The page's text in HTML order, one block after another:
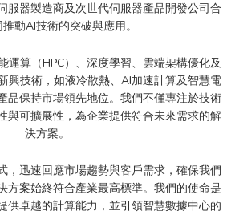
服器製造商及次世代伺服器產品開發公司合
動AI技術的突破與應用。
運算（HPC）、深度學習、雲端架構優化及
興技術，如液冷散熱、AI加速計算及智慧電
品保持市場領先地位。我們不僅專注於技術
與可擴展性，為企業提供符合未來需求的解
決方案。
，迅速回應市場趨勢與客戶需求，確保我們
方案始終符合產業最高標準。我們的使命是
供卓越的計算能力，並引領智慧數據中心的